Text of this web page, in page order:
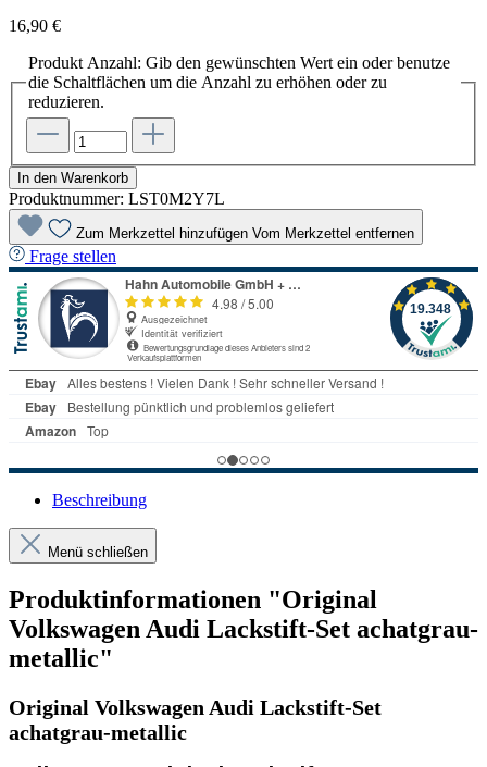
16,90 €
Produkt Anzahl: Gib den gewünschten Wert ein oder benutze
die Schaltflächen um die Anzahl zu erhöhen oder zu
reduzieren.
In den Warenkorb
Produktnummer: LST0M2Y7L
Zum Merkzettel hinzufügen Vom Merkzettel entfernen
Frage stellen
Beschreibung
Menü schließen
Produktinformationen "Original
Volkswagen Audi Lackstift-Set achatgrau-
metallic"
Original Volkswagen Audi Lackstift-Set
achatgrau-metallic